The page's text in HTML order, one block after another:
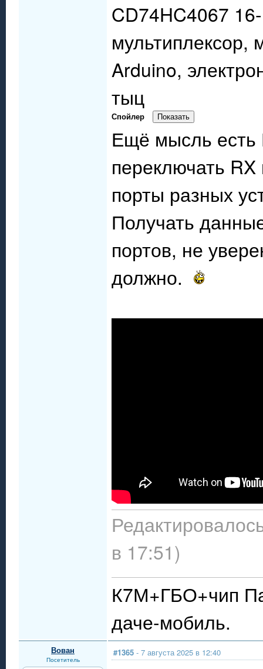
CD74HC4067
мультиплексор,
Arduino,
тыц
Спойлер
Ещё мысль есть
переключать
порты разных
Получать
портов, не
должно.
в 17:51)
К7М+ГБО+чип
даче-мобиль.
Вован
Посетитель
#1365 - 7 августа 2025 в 12:40